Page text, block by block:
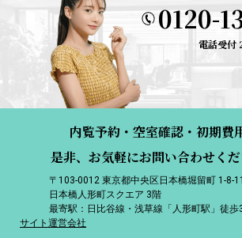
0120-
電話受付
内覧予約・空室確認・初期費
是非、お気軽にお問い合わせくだ
〒103-0012 東京都中央区日本橋堀留町 1-8-11
日本橋人形町スクエア 3階
最寄駅：日比谷線・浅草線「人形町駅」徒歩
サイト運営会社